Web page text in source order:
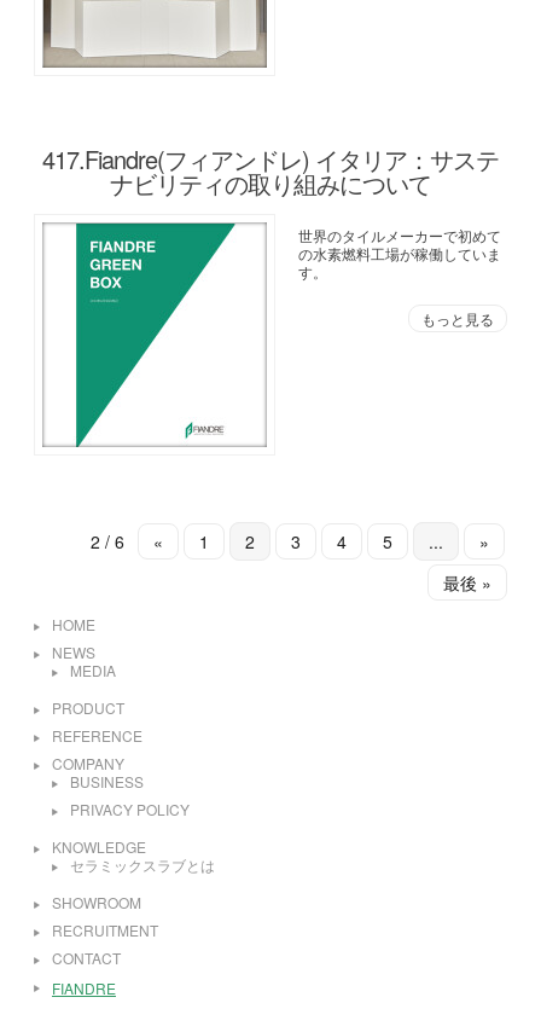
417.Fiandre(フィアンドレ) イタリア：サステ
ナビリティの取り組みについて
世界のタイルメーカーで初めて
の水素燃料工場が稼働していま
す。
もっと見る
2 / 6 « 1 2 3 4 5 ...
»
最後 »
HOME
NEWS
MEDIA
PRODUCT
REFERENCE
COMPANY
BUSINESS
PRIVACY POLICY
KNOWLEDGE
セラミックスラブとは
SHOWROOM
RECRUITMENT
CONTACT
FIANDRE